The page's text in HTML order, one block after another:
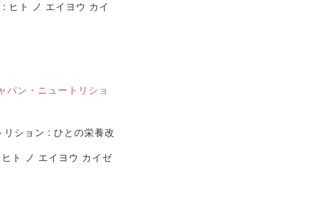
ヒト ノ エイヨウ カイ
パン・ニュートリショ
ション : ひとの栄養改
ト ノ エイヨウ カイゼ